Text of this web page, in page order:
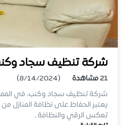
شركة تنظيف سجاد
21مشاهدة
(8/14/2024)
شركة تنظيف سجاد وكنب، في
يعتبر الحفاظ على نظافة المنازل من
تعكس الرقي والنظافة…